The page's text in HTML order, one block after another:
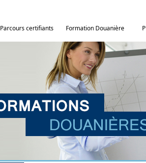
Parcours certifiants Formation Douanière